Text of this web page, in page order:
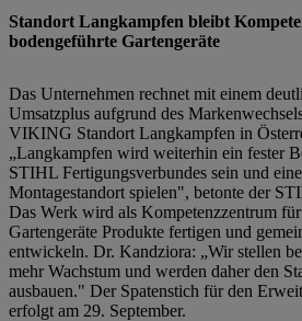
Standort Langkampfen bleibt
bodengeführte Gartengeräte
Das Unternehmen rechnet mit einem
Umsatzplus aufgrund des
VIKING Standort Langkampfen in
„Langkampfen wird weiterhin ein fester
STIHL Fertigungsverbundes sein und
Montagestandort spielen", betonte der
Das Werk wird als Kompetenzzentrum
Gartengeräte Produkte fertigen und
entwickeln. Dr. Kandziora: „Wir stellen
mehr Wachstum und werden daher den
ausbauen." Der Spatenstich für den
erfolgt am 29. September.